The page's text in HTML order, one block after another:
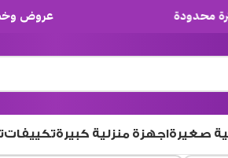
عروض وخصومات تصل
صغيرةاجهزة منزلية كبيرةتكييفات